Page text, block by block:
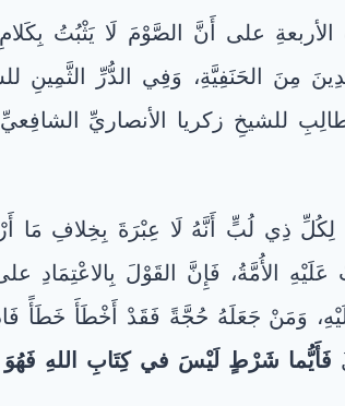
على أَنَّ الصَّوْمَ لَا يَثْبُتُ
مِنَ الحَنَفِيَّةِ، وَفِي الدُّرِّ الثَّمِينِ
للشيخِ زكريا الأنصاريِّ
لِكُلِّ ذِي لُبٍّ أَنَّهُ لَا عِبْرَةَ بِخِلافِ مَا
الأُمَّةُ، فَإِنَّ القَوْلَ بِالاعْتِمَادِ
وَمَنْ جَعَلَهُ حُجَّةً فَقَدْ أَخْطَأَ خَطَأً
فَأَيُّما شَرْطٍ لَيْسَ في كِتَابِ اللهِ فَهُوَ